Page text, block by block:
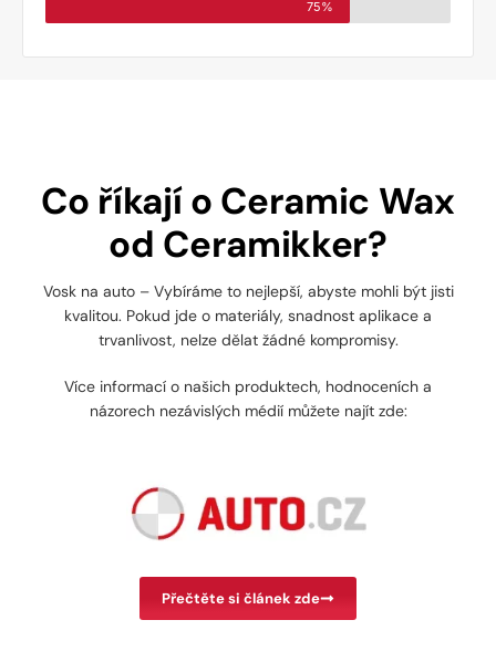
75%
Co říkají o Ceramic Wax
od Ceramikker?
Vosk na auto – Vybíráme to nejlepší, abyste mohli být jisti
kvalitou. Pokud jde o materiály, snadnost aplikace a
trvanlivost, nelze dělat žádné kompromisy.
Více informací o našich produktech, hodnoceních a
názorech nezávislých médií můžete najít zde:
Přečtěte si článek zde